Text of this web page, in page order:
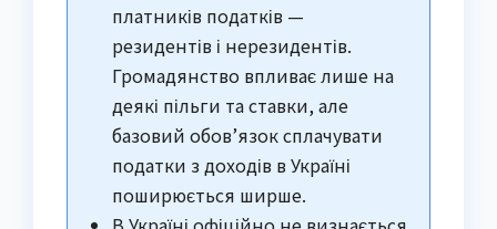
платників податків —
резидентів і нерезидентів.
Громадянство впливає лише на
деякі пільги та ставки, але
базовий обов’язок сплачувати
податки з доходів в Україні
поширюється ширше.